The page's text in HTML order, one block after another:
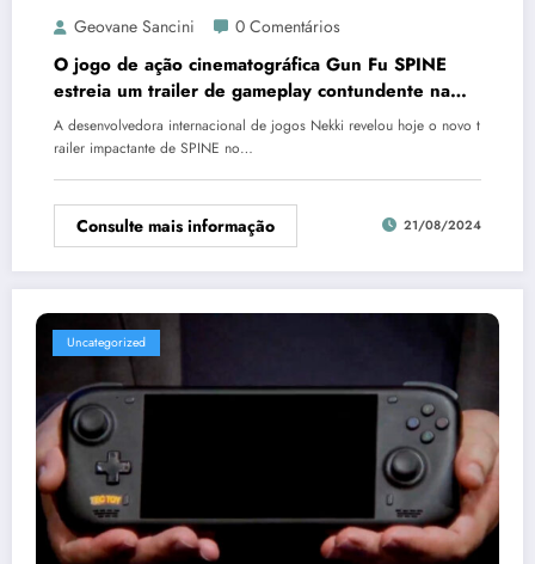
Geovane Sancini 0 Comentários
O jogo de ação cinematográfica Gun Fu SPINE
estreia um trailer de gameplay contundente na
Gamescom 2024
A desenvolvedora internacional de jogos Nekki revelou hoje o novo t
railer impactante de SPINE no…
Consulte mais informação 21/08/2024
Uncategorized